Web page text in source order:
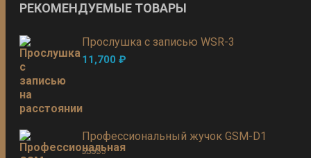
РЕКОМЕНДУЕМЫЕ ТОВАРЫ
Прослушка с записью WSR-3
11,700₽
Профессиональный жучок GSM-D1